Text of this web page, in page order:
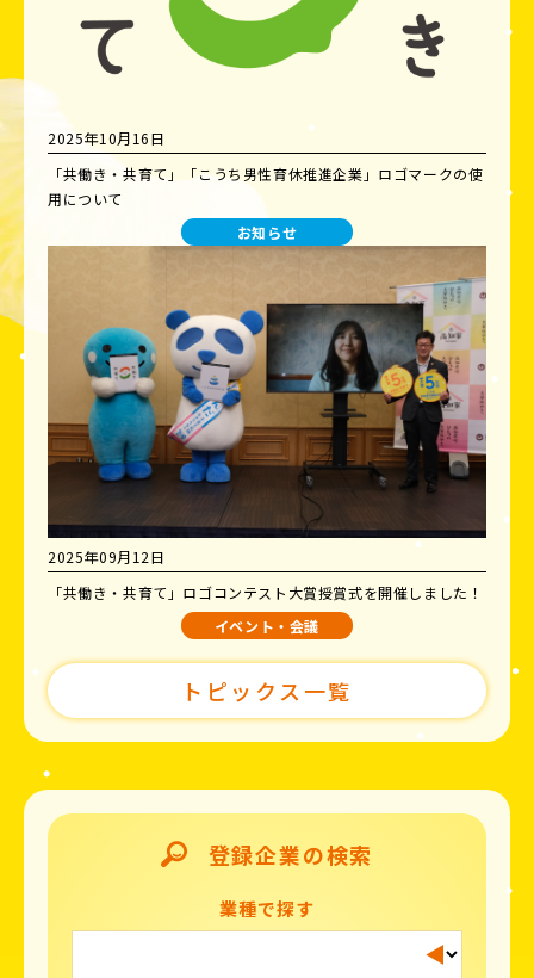
2025年10月16日
「共働き・共育て」「こうち男性育休推進企業」ロゴマークの使
用について
お知らせ
2025年09月12日
「共働き・共育て」ロゴコンテスト大賞授賞式を開催しました！
イベント・会議
トピックス一覧
登録企業の検索
業種で探す